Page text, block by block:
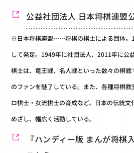
公益社団法人 日本将棋連盟
※日本将棋連盟……将棋の棋士による団体。
して発足。1949年に社団法人、2011年に公
棋士は、竜王戦、名人戦といった数々の棋戦
のファンを魅了している。また、各種将棋
ロ棋士・女流棋士の育成など、日本の伝統
めざし、幅広く活動している。
『ハンディー版 まんが将棋